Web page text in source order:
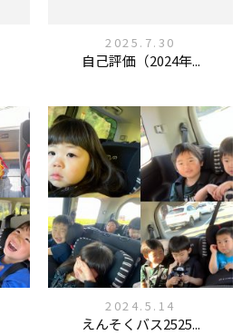
2025.7.30
自己評価（2024年...
2024.5.14
えんそくバス2525...